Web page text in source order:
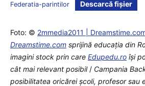
Federatia-parintilor Descarcă fișier
Foto: © 2mmedia2011 |
Dreamstime.com sprijină educaţia din
imagini stock prin care Edupedu.ro îşi
cât mai relevant posibil/ Campania
posibilitatea oricărei școli, profesor sau